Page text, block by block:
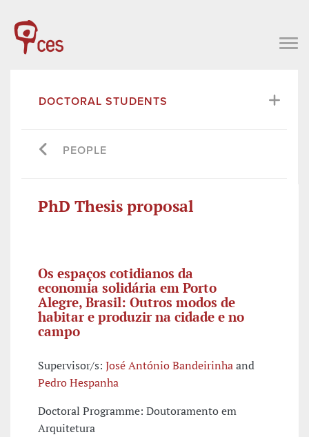
DOCTORAL STUDENTS
PEOPLE
PhD Thesis proposal
Os espaços cotidianos da
economia solidária em Porto
Alegre, Brasil: Outros modos de
habitar e produzir na cidade e no
campo
Supervisor/s: José António Bandeirinhaand
Pedro Hespanha
Doctoral Programme: Doutoramento em
Arquitetura